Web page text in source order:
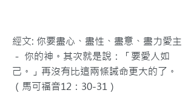
經文: 你要盡心、盡性、盡意、盡力愛主
－ 你的神。其次就是說：「要愛人如
己。」再沒有比這兩條誡命更大的了。
（馬可福音12：30-31）